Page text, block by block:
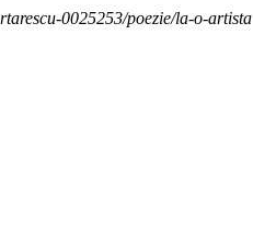
0025253/poezie/la-o-artista